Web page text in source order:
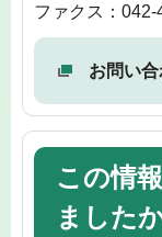
ファクス：042-
お問い
この情
ました